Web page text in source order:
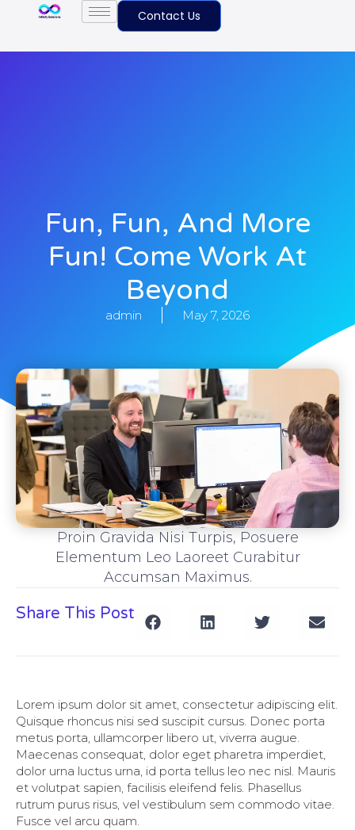
Contact Us
Fun, Fun, And More
Fun! Come Work At
Beyond
admin May 7, 2026
Proin Gravida Nisi Turpis, Posuere
Elementum Leo Laoreet Curabitur
Accumsan Maximus.
Share This Post
Lorem ipsum dolor sit amet, consectetur adipiscing elit.
Quisque rhoncus nisi sed suscipit cursus. Donec porta
metus porta, ullamcorper libero ut, viverra augue.
Maecenas consequat, dolor eget pharetra imperdiet,
dolor urna luctus urna, id porta tellus leo nec nisl. Mauris
et volutpat sapien, facilisis eleifend felis. Phasellus
rutrum purus risus, vel vestibulum sem commodo vitae.
Fusce vel arcu quam.